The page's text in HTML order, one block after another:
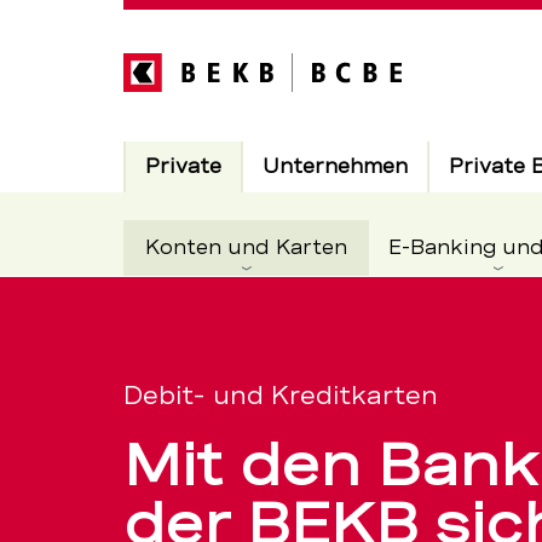
passende
Bankkarte:
Hauptnavigation
PrivateAktiv
Konten und Karten AktivE-Banking
Unternehmen Private
Debit- und Kreditkarten
Mit den
der BEKB